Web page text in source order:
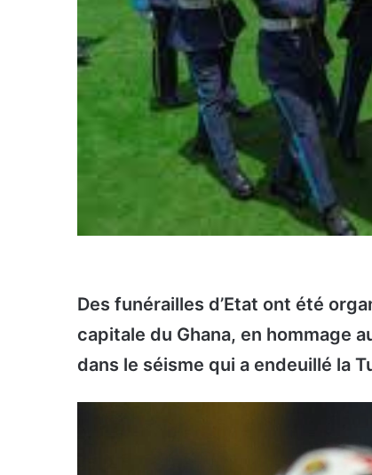
Des funérailles d’Etat ont été
capitale du Ghana, en hommage
dans le séisme qui a endeuillé la